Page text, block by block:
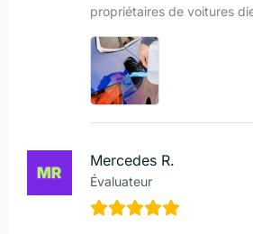
propriétaires de voitures
Mercedes R.
Évaluateur